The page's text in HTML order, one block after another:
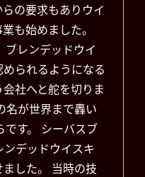
の要求もありウイ
も始めました。
ブレンデッドウイ
られるようになる
社へと舵を切りま
名が世界まで轟い
です。 シーバスブ
デッドウイスキ
した。 当時の技